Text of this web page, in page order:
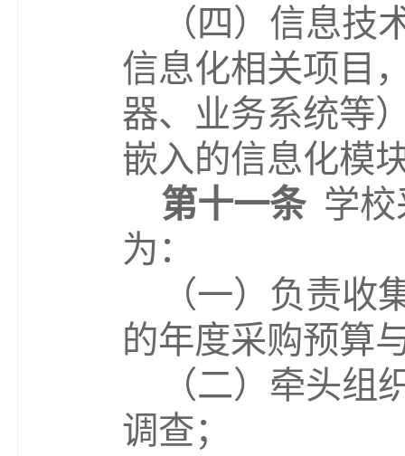
（四）信息技
信息化相关项目
器、业务系统等
嵌入的信息化模
第十一条 学校
为：
（一）负责
的年度采购预算
（二） 牵头组
调查；